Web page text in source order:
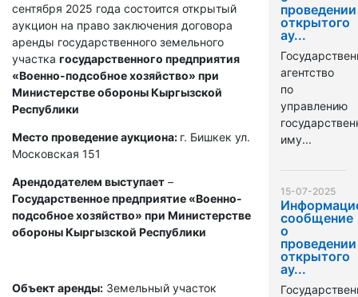
сентября 2025 года состоится открытый
аукцион на право заключения договора
аренды государственного земельного
участка государственного предприятия
«Военно-подсобное хозяйство» при
Министерстве обороны Кыргызской
Республики
Место проведение аукциона: г. Бишкек ул.
Московская 151
Арендодателем выступает –
Государственное предприятие «Военно-
подсобное хозяйство» при Министерстве
обороны Кыргызской Республики
Объект аренды: Земельный участок
проведении
открытого
ау...
агентство
по
управлению
иму...
15-07-2025
сообщение
о
проведении
открытого
ау...